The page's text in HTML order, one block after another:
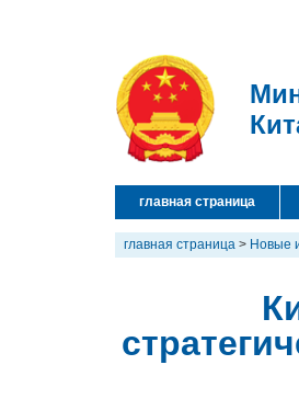
главная страница
главная страница > Новые